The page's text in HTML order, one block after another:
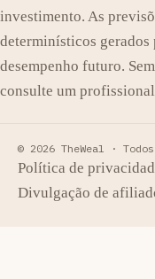
investimento. As
determinísticos gerados
desempenho futuro.
consulte um
© 2026 TheWeal ·
Política de
Divulgação de